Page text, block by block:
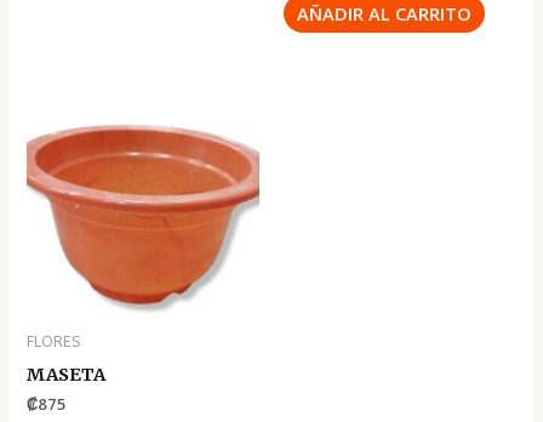
AÑADIR AL CARRITO
FLORES
MASETA
₡875